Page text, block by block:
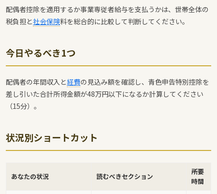
配偶者控除を適用するか事業専従者給与を支払うかは、世帯全体の
税負担と社会保険料を総合的に比較して判断してください。
今日やるべき1つ
配偶者の年間収入と経費の見込み額を確認し、青色申告特別控除を
差し引いた合計所得金額が48万円以下になるか計算してください
（15分）。
状況別ショートカット
あなたの状況 読むべきセクション
所要
時間